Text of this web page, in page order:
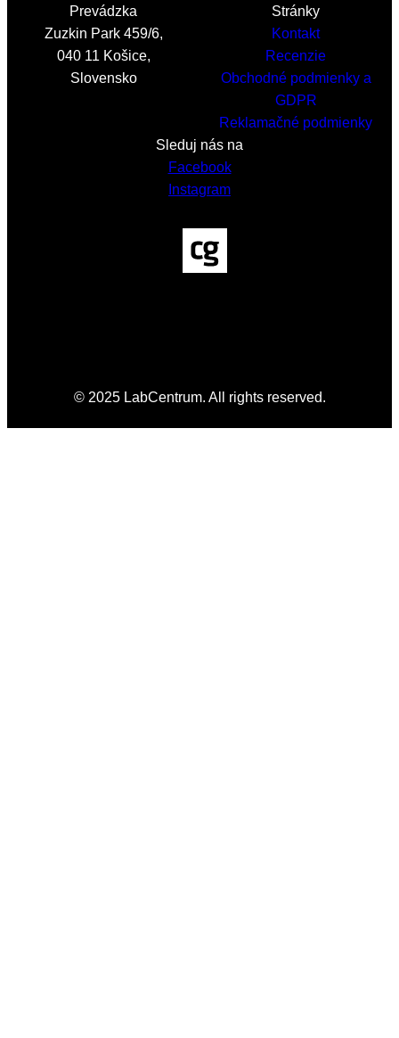
Prevádzka
Zuzkin Park 459/6,
040 11 Košice,
Slovensko
Stránky
Kontakt
Recenzie
Obchodné podmienky a
GDPR
Reklamačné podmienky
Sleduj nás na
Facebook
Instagram
© 2025 LabCentrum. All rights reserved.